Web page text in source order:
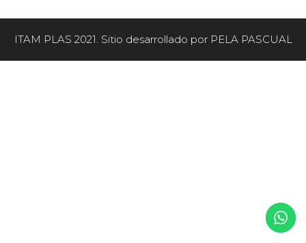
ITAM PLAS 2021. Sitio desarrollado por PELA PASCUAL
FINALIZAR COMPRA